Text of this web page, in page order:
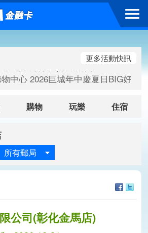
刷卡郵好禮(活動期間：115/08/07-
點東西第2波 刷卡郵好禮(活動期間：
刷卡郵好禮(活動期間：115/08/07-
中心 2026巨城年中慶夏日BIG好刷(
更多活動快訊
購物 玩樂 住宿
所有郵局
公司(彰化金馬店)